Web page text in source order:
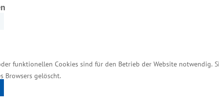
funktionellen Cookies sind für den Betrieb der Website notwendig.
Browsers gelöscht.
Plan. Der Aufbau einer Tagesklinik für
Anklam nimmt Fahrt auf. Weitere
unsere Krankenhauslandschaft in Mecklenburg-
Zürich deutlich.
am Krankenhaus